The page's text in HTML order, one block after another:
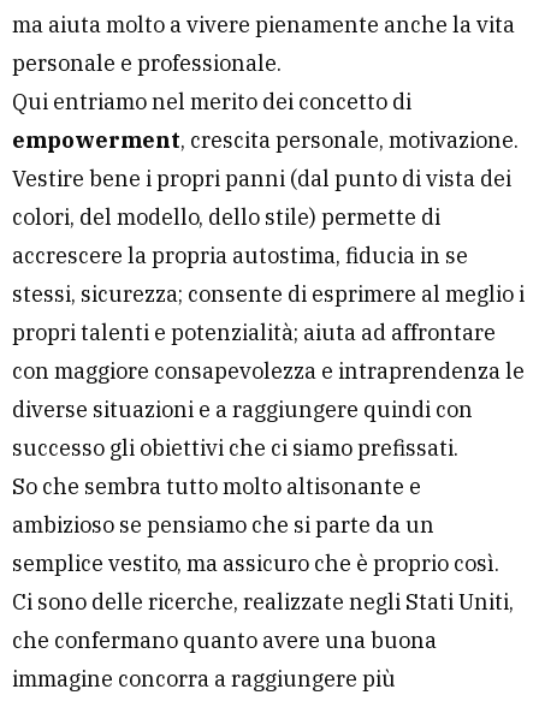
ma aiuta molto a vivere pienamente anche la vita
personale e professionale.
Qui entriamo nel merito dei concetto di
empowerment, crescita personale, motivazione.
Vestire bene i propri panni (dal punto di vista dei
colori, del modello, dello stile) permette di
accrescere la propria autostima, fiducia in se
stessi, sicurezza; consente di esprimere al meglio i
propri talenti e potenzialità; aiuta ad affrontare
con maggiore consapevolezza e intraprendenza le
diverse situazioni e a raggiungere quindi con
successo gli obiettivi che ci siamo prefissati.
So che sembra tutto molto altisonante e
ambizioso se pensiamo che si parte da un
semplice vestito, ma assicuro che è proprio così.
Ci sono delle ricerche, realizzate negli Stati Uniti,
che confermano quanto avere una buona
immagine concorra a raggiungere più